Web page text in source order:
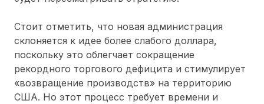
Стоит отметить, что новая администрация
склоняется к идее более слабого доллара,
поскольку это облегчает сокращение
рекордного торгового дефицита и стимулирует
«возвращение производств» на территорию
США. Но этот процесс требует времени и